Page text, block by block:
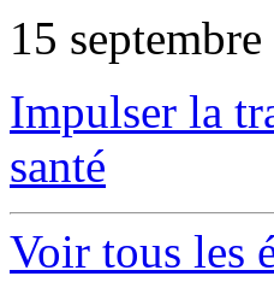
15
Impulser la
santé
Voir tous les